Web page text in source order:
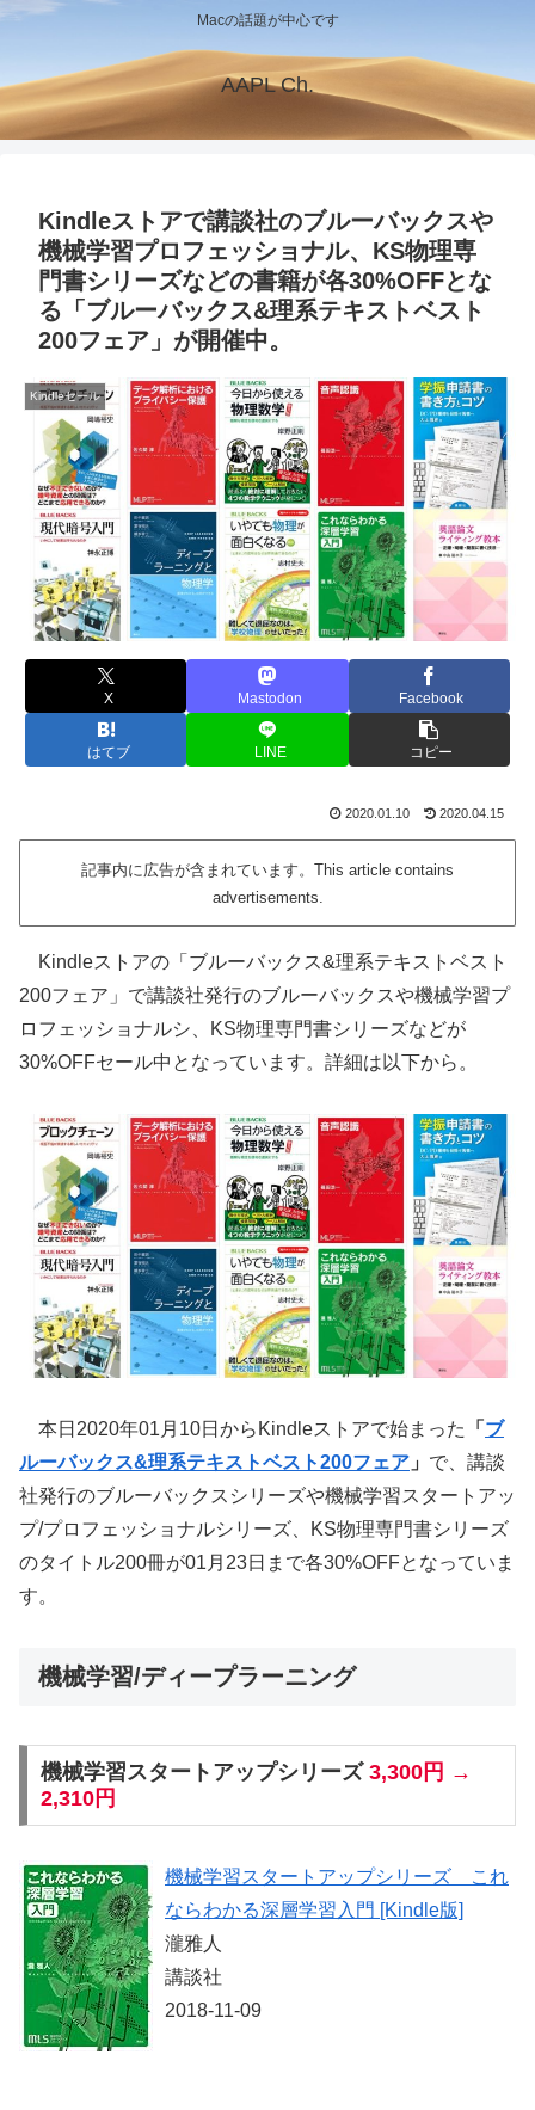
Macの話題が中心です
AAPL Ch.
Kindleストアで講談社のブルーバックスや
機械学習プロフェッショナル、KS物理専
門書シリーズなどの書籍が各30%OFFとな
る「ブルーバックス&理系テキストベスト
200フェア」が開催中。
Kindleセール
X Mastodon Facebook
はてブ LINE コピー
2020.01.10 2020.04.15
記事内に広告が含まれています。This article contains
advertisements.
Kindleストアの「ブルーバックス&理系テキストベスト
200フェア」で講談社発行のブルーバックスや機械学習プ
ロフェッショナルシ、KS物理専門書シリーズなどが
30%OFFセール中となっています。詳細は以下から。
本日2020年01月10日からKindleストアで始まった 「 ブ
ルーバックス&理系テキストベスト200フェア 」 で、講談
社発行のブルーバックスシリーズや機械学習スタートアッ
プ/プロフェッショナルシリーズ、KS物理専門書シリーズ
のタイトル200冊が01月23日まで各30%OFFとなっていま
す。
機械学習/ディープラーニング
機械学習スタートアップシリーズ 3,300円 →
2,310円
機械学習スタートアップシリーズ これ
ならわかる深層学習入門 [Kindle版]
瀧雅人
講談社
2018-11-09